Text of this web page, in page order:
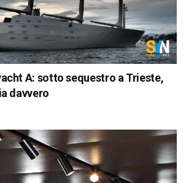
A: sotto sequestro a Trieste,
davvero